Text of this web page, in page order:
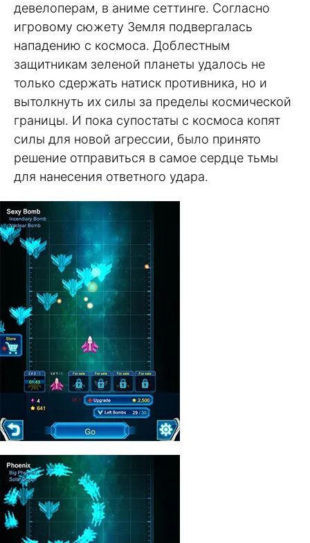
девелоперам, в аниме сеттинге. Согласно
игровому сюжету Земля подвергалась
нападению с космоса. Доблестным
защитникам зеленой планеты удалось не
только сдержать натиск противника, но и
вытолкнуть их силы за пределы космической
границы. И пока супостаты с космоса копят
силы для новой агрессии, было принято
решение отправиться в самое сердце тьмы
для нанесения ответного удара.